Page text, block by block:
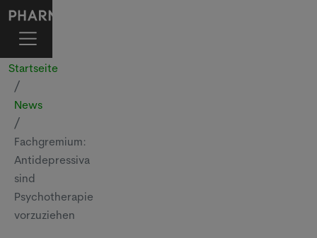
Startseite
News
Fachgremium:
Antidepressiva
sind
Psychotherapie
vorzuziehen